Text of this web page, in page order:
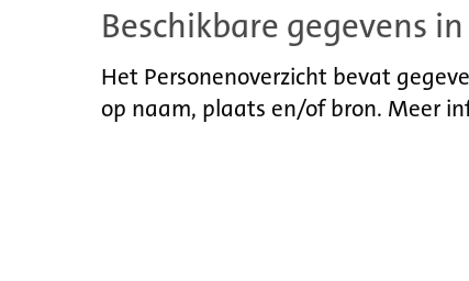
Beschikbare gegevens
Het Personenoverzicht bevat
op naam, plaats en/of bron. Meer